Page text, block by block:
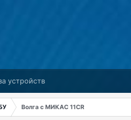
устройств
Волга с МИКАС 11CR